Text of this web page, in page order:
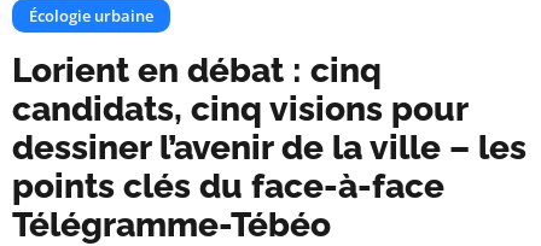
Écologie urbaine
Lorient en débat : cinq
candidats, cinq visions pour
dessiner l’avenir de la ville – les
points clés du face-à-face
Télégramme-Tébéo